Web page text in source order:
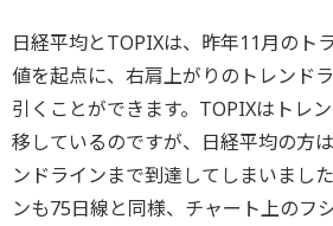
日経平均とTOPIXは、昨年11月のト
値を起点に、右肩上がりのトレンド
引くことができます。TOPIXはトレ
移しているのですが、日経平均の方
ンドラインまで到達してしまいまし
ンも75日線と同様、チャート上のフ